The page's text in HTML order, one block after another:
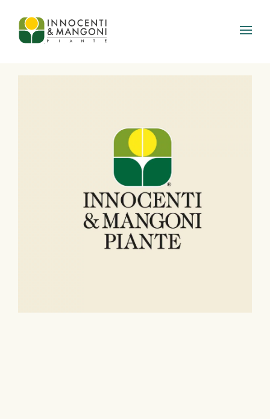
Skip to main content